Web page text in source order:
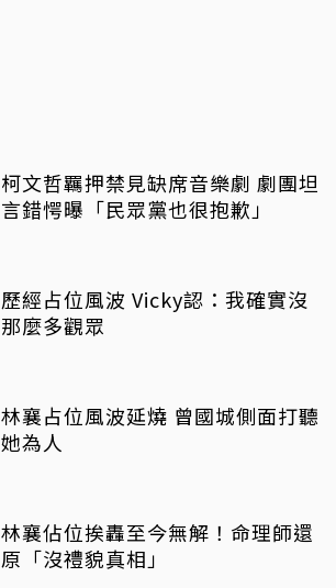
柯文哲羈押禁見缺席音樂劇 劇團坦
言錯愕曝「民眾黨也很抱歉」
歷經占位風波 Vicky認：我確實沒
那麼多觀眾
林襄占位風波延燒 曾國城側面打聽
她為人
林襄佔位挨轟至今無解！命理師還
原「沒禮貌真相」